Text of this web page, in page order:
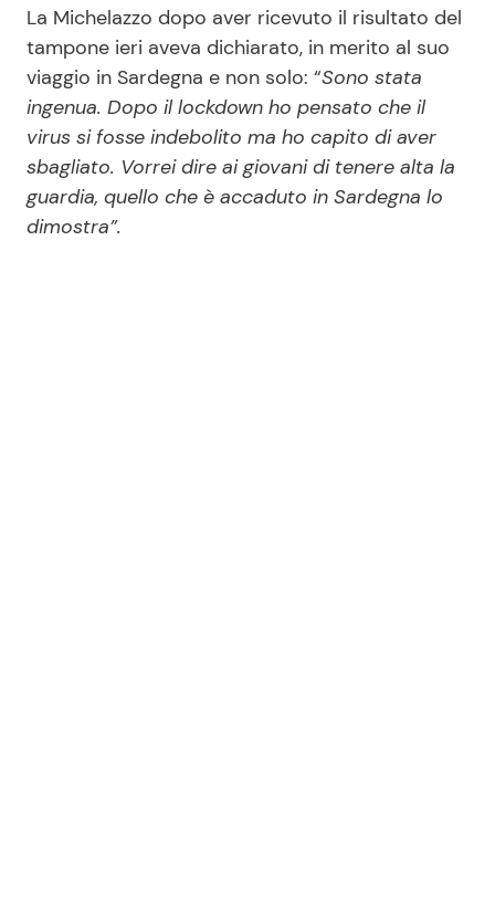
La Michelazzo dopo aver ricevuto il risultato del
tampone ieri aveva dichiarato, in merito al suo
viaggio in Sardegna e non solo: “Sono stata
ingenua. Dopo il lockdown ho pensato che il
virus si fosse indebolito ma ho capito di aver
sbagliato. Vorrei dire ai giovani di tenere alta la
guardia, quello che è accaduto in Sardegna lo
dimostra”.